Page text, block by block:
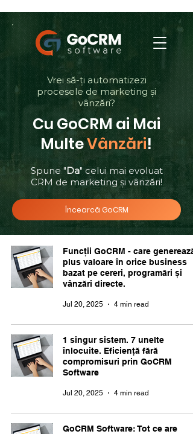
Vrei să-ți automatizezi
procesele de marketing și
vânzări?
Cu GoCRM ai Mai
MulteVânzări!
Spune "Da" celui mai evoluat
CRM de marketing și vânzări!
Încearcă GoCRM
Funcții GoCRM - care generează
plus valoare în orice business
bazat pe cereri, programări și
vânzări directe.
Jul 20, 2025 4 min read
1 singur sistem. 7 unelte
înlocuite. Eficiență fără
compromisuri prin GoCRM
Software
Jul 20, 2025 4 min read
GoCRM Software: Tot ce are